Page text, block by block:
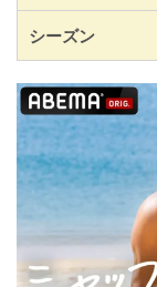
シーズン